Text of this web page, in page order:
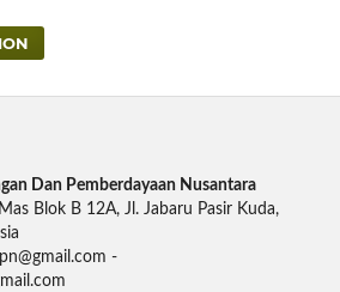
Dan Pemberdayaan Nusantara
Blok B 12A, Jl. Jabaru Pasir Kuda,
-